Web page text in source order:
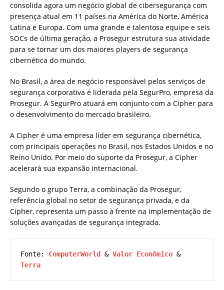
consolida agora um negócio global de cibersegurança com
presença atual em 11 países na América do Norte, América
Latina e Europa. Com uma grande e talentosa equipe e seis
SOCs de última geração, a Prosegur estrutura sua atividade
para se tornar um dos maiores players de segurança
cibernética do mundo.
No Brasil, a área de negócio responsável pelos serviços de
segurança corporativa é liderada pela SegurPro, empresa da
Prosegur. A SegurPro atuará em conjunto com a Cipher para
o desenvolvimento do mercado brasileiro.
A Cipher é uma empresa líder em segurança cibernética,
com principais operações no Brasil, nos Estados Unidos e no
Reino Unido. Por meio do suporte da Prosegur, a Cipher
acelerará sua expansão internacional.
Segundo o grupo Terra, a combinação da Prosegur,
referência global no setor de segurança privada, e da
Cipher, representa um passo à frente na implementação de
soluções avançadas de segurança integrada.
Fonte: ComputerWorld & Valor Econômico
&
Terra